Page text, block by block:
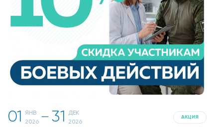
01
ЯНВ
2026 一 31
ДЕК
2026
АКЦИЯ